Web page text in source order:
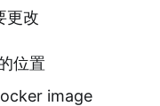
更改
位置
image